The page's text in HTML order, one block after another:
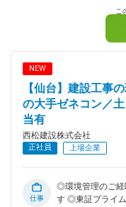
ヘルプ
こ
NEW
【仙台】建設工事
の大手ゼネコン／
当有
西松建設株式会社
正社員 上場企業
仕事
◎環境管理のご経
す ◎東証プライ